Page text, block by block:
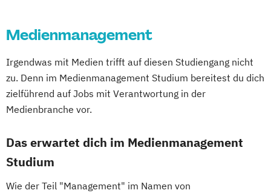
Medienmanagement
Irgendwas mit Medien trifft auf diesen Studiengang nicht
zu. Denn im Medienmanagement Studium bereitest du dich
zielführend auf Jobs mit Verantwortung in der
Medienbranche vor.
Das erwartet dich im Medienmanagement
Studium
Wie der Teil "Management" im Namen von